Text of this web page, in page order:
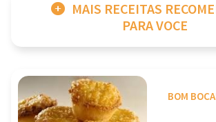
MAIS RECEITAS
PARA VOCE
BOM